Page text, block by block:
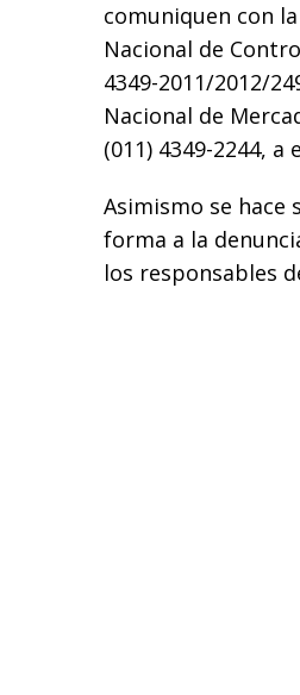
comuniquen con
Nacional de
4349-2011/2012/
Nacional de
(011) 4349-2244,
Asimismo se hace
forma a la
los responsables